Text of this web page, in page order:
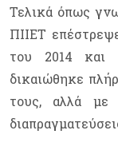
Τελικά όπως
ΠΙΙΕΤ
του 2014
δικαιώθηκε
τους, αλλά με